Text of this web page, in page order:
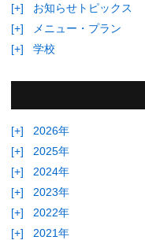
[+]
お知らせトピックス
[+]
メニュー・プラン
[+]
学校
[+]
2026年
[+]
2025年
[+]
2024年
[+]
2023年
[+]
2022年
[+]
2021年